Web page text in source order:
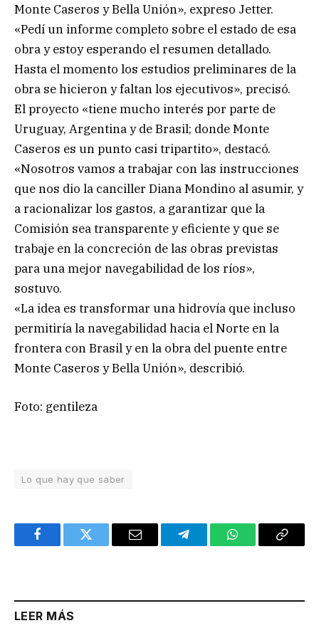
Monte Caseros y Bella Unión», expreso Jetter.
«Pedí un informe completo sobre el estado de esa
obra y estoy esperando el resumen detallado.
Hasta el momento los estudios preliminares de la
obra se hicieron y faltan los ejecutivos», precisó.
El proyecto «tiene mucho interés por parte de
Uruguay, Argentina y de Brasil; donde Monte
Caseros es un punto casi tripartito», destacó.
«Nosotros vamos a trabajar con las instrucciones
que nos dio la canciller Diana Mondino al asumir, y
a racionalizar los gastos, a garantizar que la
Comisión sea transparente y eficiente y que se
trabaje en la concreción de las obras previstas
para una mejor navegabilidad de los ríos»,
sostuvo.
«La idea es transformar una hidrovía que incluso
permitiría la navegabilidad hacia el Norte en la
frontera con Brasil y en la obra del puente entre
Monte Caseros y Bella Unión», describió.
Foto: gentileza
Lo que hay que saber
FacebookTwitter Email TelegramWhatsAppCopy
LEER MÁS